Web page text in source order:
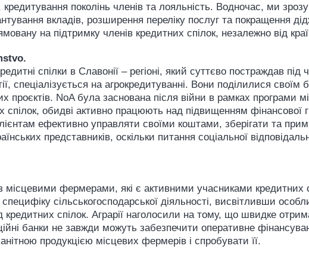
кредитування поколінь членів та лояльність. Водночас, ми
вкладів, розширення переліку послуг та покращення
на підтримку членів кредитних спілок, незалежно від
спілки в Славонії – регіоні, який суттєво постраждав
спеціалізується на агрокредитуванні. Вони поділилися своїм
проєктів. NoA була заснована після війни в рамках програми
обидві активно працюють над підвищенням фінансової
ефективно управляти своїми коштами, зберігати та
представників, оскільки питання соціальної
місцевими фермерами, які є активними учасниками кредитних
сільськогосподарської діяльності, висвітливши
спілок. Аграрії наголосили на тому, що швидке
банки не завжди можуть забезпечити оперативне
продукцією місцевих фермерів і спробувати її.